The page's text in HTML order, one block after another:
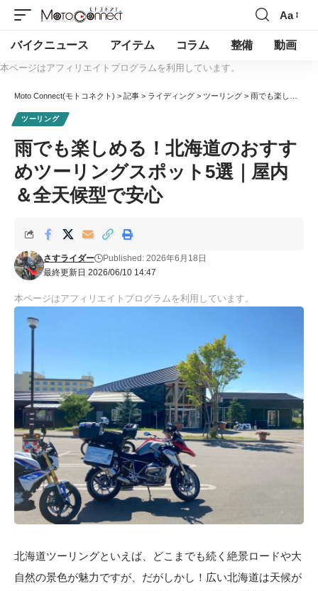
Aa
バイクニュース アイテム コラム 整備 動画
本ページはアフィリエイトプログラムを利用しています。
Moto Connect(モトコネクト) > 記事 > ライディング > ツーリング > 雨でも楽しめる！北海道のおすすめツーリングスポット5選｜屋内＆全天候型で安心
ツーリング
雨でも楽しめる！北海道のおすす
めツーリングスポット5選｜屋内
＆全天候型で安心
最終更新日 2026/06/10 14:47
さすライダー Published: 2026年6月18日
本ページはアフィリエイトプログラムを利用しています。
北海道ツーリングといえば、どこまでも続く絶景ロードや大
自然の景色が魅力ですが、だがしかし！広い北海道は天候が